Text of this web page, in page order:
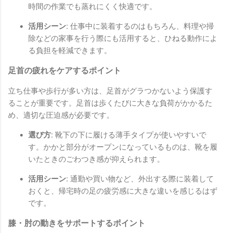
時間の作業でも蒸れにくく快適です。
活用シーン: 仕事中に装着するのはもちろん、料理や掃
除などの家事を行う際にも活用すると、ひねる動作によ
る負担を軽減できます。
足首の疲れをケアするポイント
立ち仕事や歩行が多い方は、足首がグラつかないよう保護す
ることが重要です。足首は歩くたびに大きな負荷がかかるた
め、適切な圧迫感が必要です。
選び方: 靴下の下に履ける薄手タイプが使いやすいで
す。かかと部分がオープンになっているものは、靴を履
いたときのごわつき感が抑えられます。
活用シーン: 通勤や買い物など、外出する際に装着して
おくと、帰宅時の足の疲労感に大きな違いを感じるはず
です。
膝・肘の動きをサポートするポイント